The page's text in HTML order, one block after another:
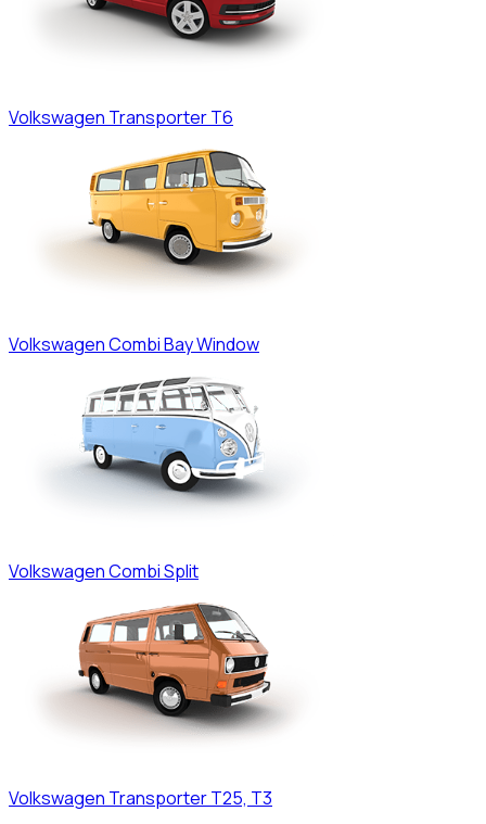
Volkswagen Transporter T6
VolkswagenCombi Bay Window
VolkswagenCombi Split
Volkswagen Transporter T25, T3